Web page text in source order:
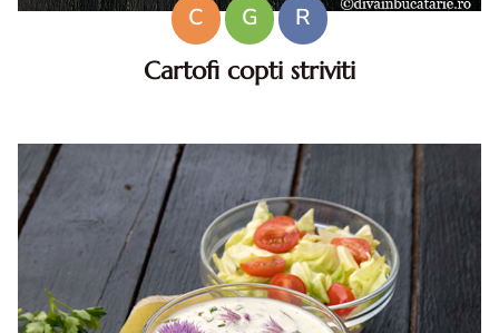
C G
R
Cartofi copti striviti
striviti, Cartofi copti striviti cu parmezan